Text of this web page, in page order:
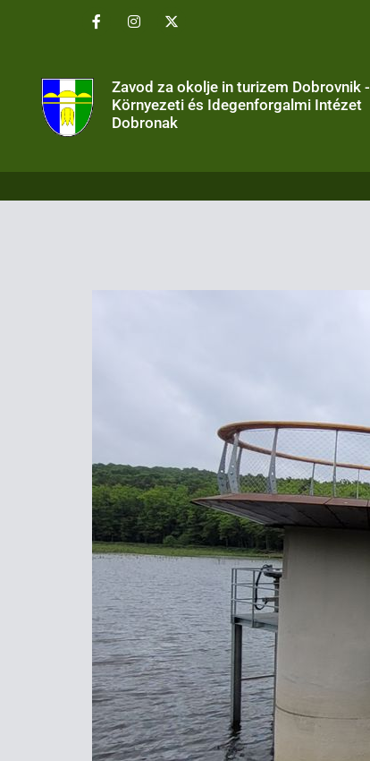
Zavod za okolje in turizem Dobrovnik -
Környezeti és Idegenforgalmi Intézet
Dobronak